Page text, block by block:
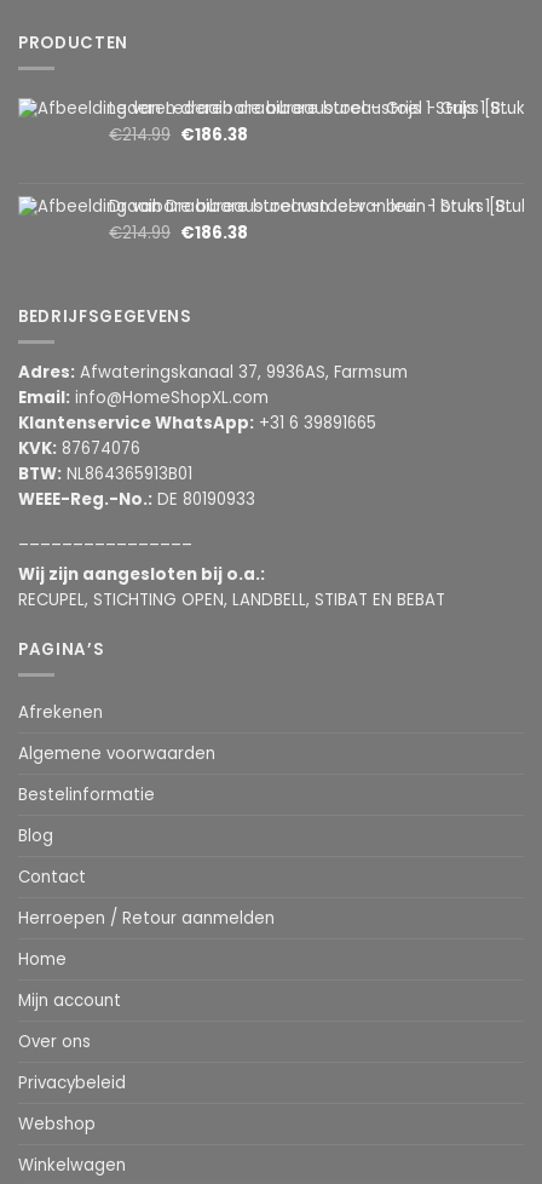
PRODUCTEN
Lederen draaibare bureaustoel – Grijs 1 Stuks [BMD1107GY]
€214.99 €186.38
Draaibare bureaustoel van leer – bruin 1 Stuks [BMD1107BR]
€214.99 €186.38
BEDRIJFSGEGEVENS
Adres: Afwateringskanaal 37, 9936AS, Farmsum
Email: info@HomeShopXL.com
Klantenservice WhatsApp: +31 6 39891665
KVK: 87674076
BTW: NL864365913B01
WEEE-Reg.-No.: DE 80190933
Wij zijn aangesloten bij o.a.:
RECUPEL, STICHTING OPEN, LANDBELL, STIBAT EN BEBAT
PAGINA’S
Afrekenen
Algemene voorwaarden
Bestelinformatie
Blog
Contact
Herroepen / Retour aanmelden
Home
Mijn account
Over ons
Privacybeleid
Webshop
Winkelwagen